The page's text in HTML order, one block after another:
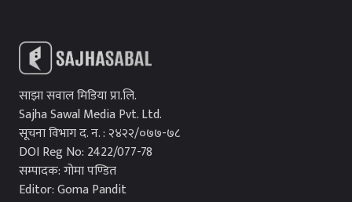
साझा सवाल मिडिया प्रा.लि.
Sajha Sawal Media Pvt. Ltd.
सूचना विभाग द. न. : २४२२/०७७-७८
DOI Reg No: 2422/077-78
सम्पादक: गोमा पण्डित
Editor: Goma Pandit